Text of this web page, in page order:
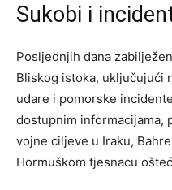
Sukobi i
Posljednjih dana
Bliskog istoka, uključujući
udare i pomorske
dostupnim informacijama,
vojne ciljeve u Iraku,
Hormuškom tjesnacu